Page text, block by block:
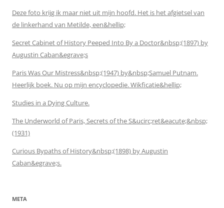
Deze foto krijg ik maar niet uit mijn hoofd. Het is het afgietsel van
de linkerhand van Metilde, een&hellip;
Secret Cabinet of History Peeped Into By a Doctor&nbsp;(1897) by
Augustin Caban&egrave;s
Paris Was Our Mistress&nbsp;(1947) by&nbsp;Samuel Putnam.
Heerlijk boek. Nu op mijn encyclopedie. Wikficatie&hellip;
Studies in a Dying Culture.
The Underworld of Paris, Secrets of the S&ucirc;ret&eacute;&nbsp;
(1931)
Curious Bypaths of History&nbsp;(1898) by Augustin
Caban&egrave;s.
META